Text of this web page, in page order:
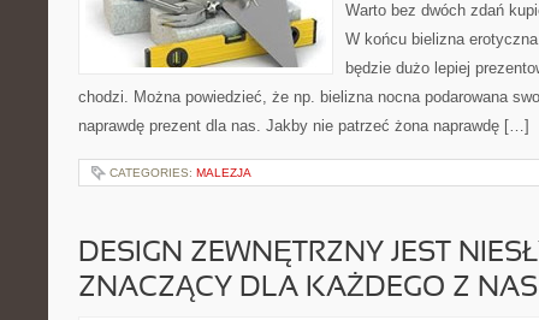
Warto bez dwóch zdań
W końcu bielizna
będzie dużo lepiej
chodzi. Można powiedzieć, że np. bielizna nocna podarowana
naprawdę prezent dla nas. Jakby nie patrzeć żona naprawdę […]
CATEGORIES: MALEZJA
DESIGN ZEWNĘTRZNY JEST
ZNACZĄCY DLA KAŻDEGO Z NAS